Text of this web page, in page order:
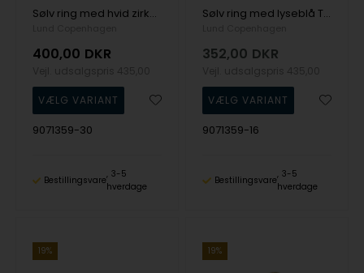
Sølv ring med hvid zirkonia fra Lund Copenhagen
400,00 DKR
9071359-30
Bestillingsvare
3-5
hverdage
Sølv ring med lyseblå Topaz fra Lund Copenhagen
352,00 DKR
9071359-16
Bestillingsvare
3-5
hverdage
19% 19%